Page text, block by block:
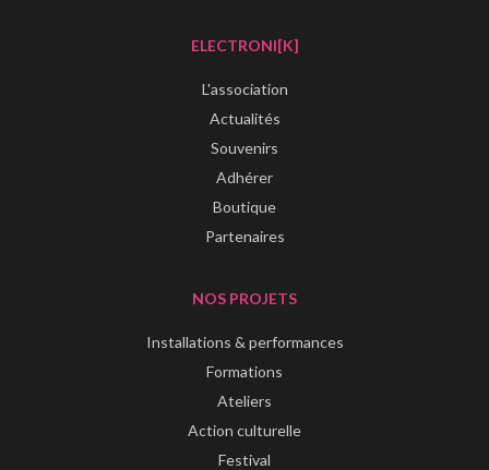
ELECTRONI[K]
L'association
Actualités
Souvenirs
Adhérer
Boutique
Partenaires
NOS PROJETS
Installations & performances
Formations
Ateliers
Action culturelle
Festival